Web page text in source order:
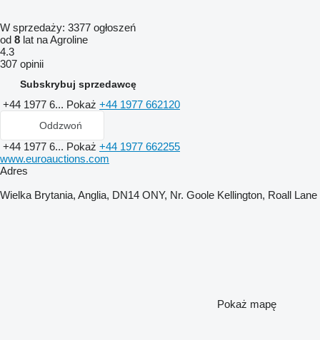
W sprzedaży: 3377 ogłoszeń
od 8 lat na Agroline
4.3
307 opinii
Subskrybuj sprzedawcę
+44 1977 6... Pokaż +44 1977 662120
Oddzwoń
+44 1977 6... Pokaż +44 1977 662255
www.euroauctions.com
Adres
Wielka Brytania, Anglia, DN14 ONY, Nr. Goole Kellington, Roall Lane
Pokaż mapę